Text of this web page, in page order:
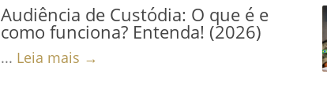
Audiência de Custódia: O que é e
como funciona? Entenda! (2026)
... Leia mais →